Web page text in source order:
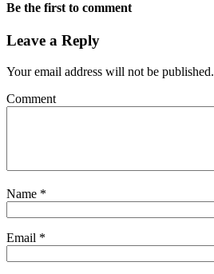
Be the first to comment
Leave a Reply
Your email address will not be published.
Comment
Name *
Email *